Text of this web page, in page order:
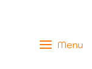
Menu